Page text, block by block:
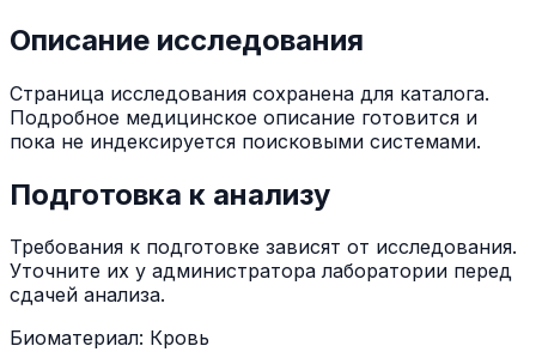
Описание исследования
Страница исследования сохранена для каталога.
Подробное медицинское описание готовится и
пока не индексируется поисковыми системами.
Подготовка к анализу
Требования к подготовке зависят от исследования.
Уточните их у администратора лаборатории перед
сдачей анализа.
Биоматериал: Кровь